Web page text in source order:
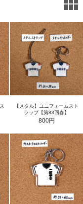
【メタル】ユニフォームスト
ラップ【第83回春】
800円